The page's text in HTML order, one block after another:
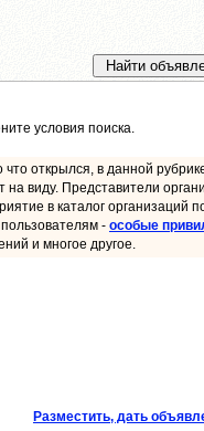
условия поиска.
открылся, в данной
виду. Представители
в каталог организаций
- особые
и многое другое.
Разместить, дать